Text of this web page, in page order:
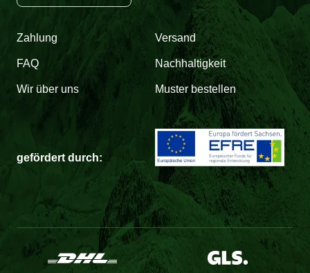
Zahlung Versand
FAQ Nachhaltigkeit
Wir über uns Muster bestellen
gefördert durch: